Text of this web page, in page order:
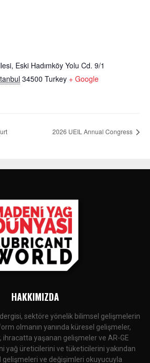
Eski Hadımköy Yolu Cd. 9/1
34500 Turkey + Google
2026 UEIL Annual Congress
HAKKIMIZDA
dergisi, sektöre yönelik bilimsel gelişmelerin
olmanın yanında küresel gelişmeler,
yaşanan gelişmeler ve AR-GE
yağ üreticilerini ve tüketicilerini yakından
gelişmeleri ve değişimleri okuyucuyla